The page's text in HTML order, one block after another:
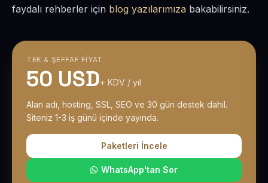
faydalı rehberler için blog yazılarımıza bakabilirsiniz.
TEK & ŞEFFAF FIYAT
50 USD+ KDV / yıl
Alan adı, hosting, SSL, SEO ve 30 gün destek dahil.
Siteniz 1-3 iş günü içinde yayında.
Paketleri İncele
WhatsApp'tan Sor